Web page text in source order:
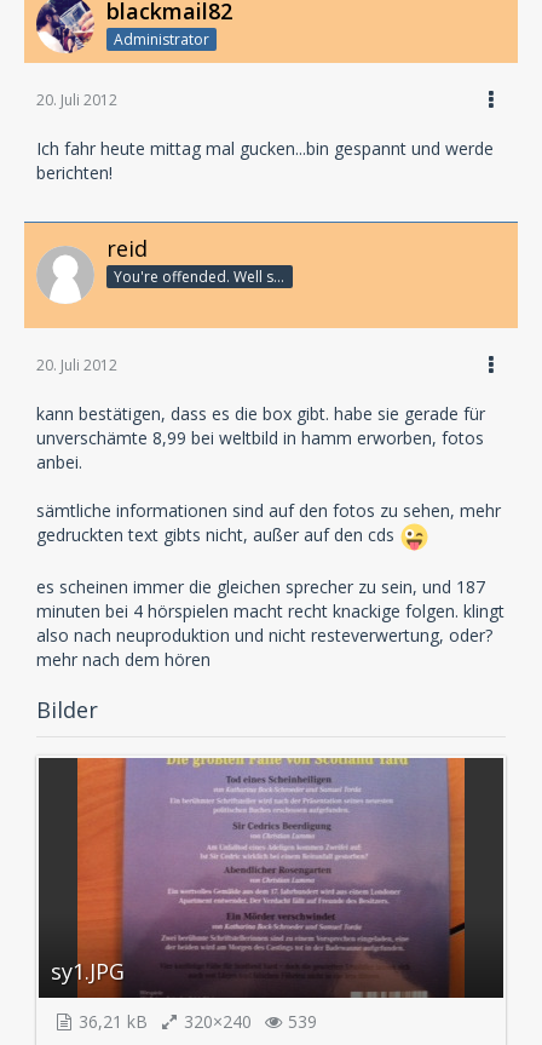
blackmail82
Administrator
20. Juli 2012
Ich fahr heute mittag mal gucken...bin gespannt und werde
berichten!
reid
You're offended. Well so fucking what?
20. Juli 2012
kann bestätigen, dass es die box gibt. habe sie gerade für
unverschämte 8,99 bei weltbild in hamm erworben, fotos
anbei.
sämtliche informationen sind auf den fotos zu sehen, mehr
gedruckten text gibts nicht, außer auf den cds
es scheinen immer die gleichen sprecher zu sein, und 187
minuten bei 4 hörspielen macht recht knackige folgen. klingt
also nach neuproduktion und nicht resteverwertung, oder?
mehr nach dem hören
Bilder
sy1.JPG
36,21 kB 320×240 539